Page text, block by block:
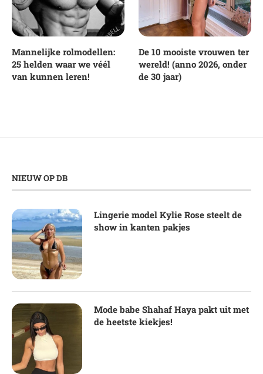
Mannelijke rolmodellen:
25 helden waar we véél
van kunnen leren!
De 10 mooiste vrouwen ter
wereld! (anno 2026, onder
de 30 jaar)
NIEUW OP DB
Lingerie model Kylie Rose steelt de
show in kanten pakjes
Mode babe Shahaf Haya pakt uit met
de heetste kiekjes!